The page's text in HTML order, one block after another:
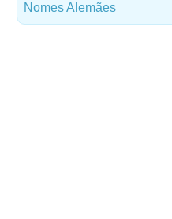
Nomes Alemães